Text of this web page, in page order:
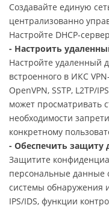
Создавайте единую
централизованно
Настройте DHCP-
- Настроить
Настройте удаленный
встроенного в ИКС
OpenVPN, SSTP, L2TP/
может просматривать
необходимости
конкретному
- Обеспечить защиту
Защитите
персональные данные
системы обнаружения
IPS/IDS, функции